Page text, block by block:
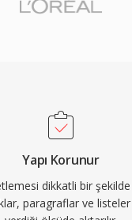
Yapı Korunur
dikkatli bir şekilde
paragraflar ve